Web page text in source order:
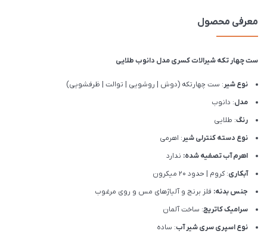
معرفی محصول
ست چهار تکه شیرالات کسری مدل دانوب طلایی
نوع شیر: ست چهارتکه (دوش | روشویی | توالت | ظرفشویی)
مدل: دانوب
رنگ: طلایی
نوع دسته کنترلی شیر: اهرمی
اهرم آب تصفیه شده: ندارد
آبکاری: کروم | حدود 20 میکرون
جنس بدنه: فلز برنج و آلیاژهای مس و روی مرغوب
سرامیک کاتریج: ساخت آلمان
نوع اسپری سری شیر آب: ساده